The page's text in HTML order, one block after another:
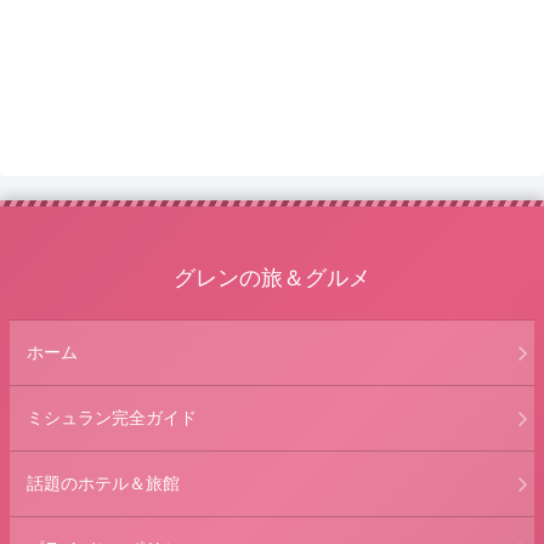
グレンの旅＆グルメ
ホーム
ミシュラン完全ガイド
話題のホテル＆旅館